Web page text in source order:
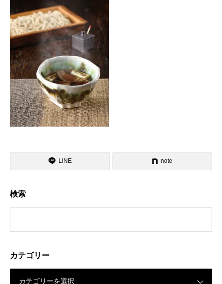
LINE note
検索
カテゴリー
カテゴリーを選択